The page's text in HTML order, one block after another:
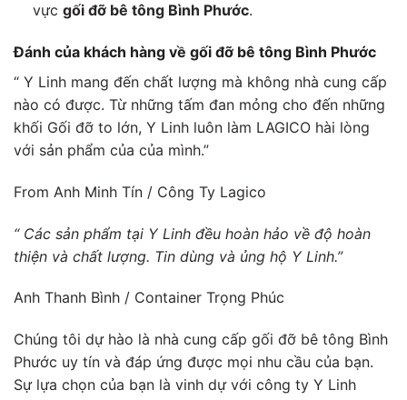
vực gối đỡ bê tông Bình Phước.
Đánh của khách hàng về gối đỡ bê tông Bình Phước
“ Y Linh mang đến chất lượng mà không nhà cung cấp
nào có được. Từ những tấm đan mỏng cho đến những
khối Gối đỡ to lớn, Y Linh luôn làm LAGICO hài lòng
với sản phẩm của của mình.”
From Anh Minh Tín / Công Ty Lagico
“ Các sản phẩm tại Y Linh đều hoàn hảo về độ hoàn
thiện và chất lượng. Tin dùng và ủng hộ Y Linh.”
Anh Thanh Bình / Container Trọng Phúc
Chúng tôi dự hào là nhà cung cấp gối đỡ bê tông Bình
Phước uy tín và đáp ứng được mọi nhu cầu của bạn.
Sự lựa chọn của bạn là vinh dự với công ty Y Linh